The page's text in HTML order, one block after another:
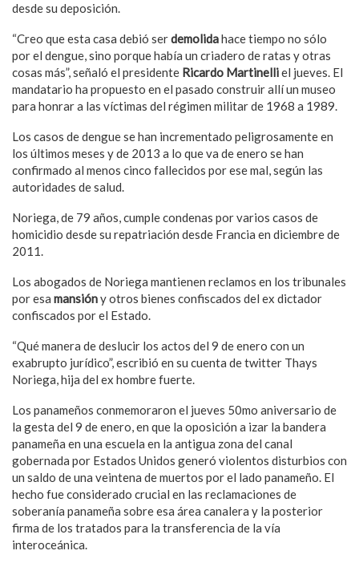
desde su deposición.
“Creo que esta casa debió serdemolidahace tiempo no sólo
por el dengue, sino porque había un criadero de ratas y otras
cosas más”, señaló el presidente Ricardo Martinelliel jueves. El
mandatario ha propuesto en el pasado construir allí un museo
para honrar a las víctimas del régimen militar de 1968 a 1989.
Los casos de dengue se han incrementado peligrosamente en
los últimos meses y de 2013 a lo que va de enero se han
confirmado al menos cinco fallecidos por ese mal, según las
autoridades de salud.
Noriega, de 79 años, cumple condenas por varios casos de
homicidio desde su repatriación desde Francia en diciembre de
2011.
Los abogados de Noriega mantienen reclamos en los tribunales
por esa mansióny otros bienes confiscados del ex dictador
confiscados por el Estado.
“Qué manera de deslucir los actos del 9 de enero con un
exabrupto jurídico”, escribió en su cuenta de twitter Thays
Noriega, hija del ex hombre fuerte.
Los panameños conmemoraron el jueves 50mo aniversario de
la gesta del 9 de enero, en que la oposición a izar la bandera
panameña en una escuela en la antigua zona del canal
gobernada por Estados Unidos generó violentos disturbios con
un saldo de una veintena de muertos por el lado panameño. El
hecho fue considerado crucial en las reclamaciones de
soberanía panameña sobre esa área canalera y la posterior
firma de los tratados para la transferencia de la vía
interoceánica.